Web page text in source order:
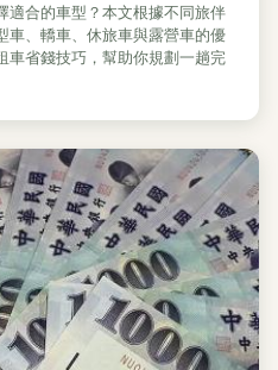
適合的車型？本文根據不同旅伴
車、轎車、休旅車與露營車的優
車省錢技巧，幫助你規劃一趟完